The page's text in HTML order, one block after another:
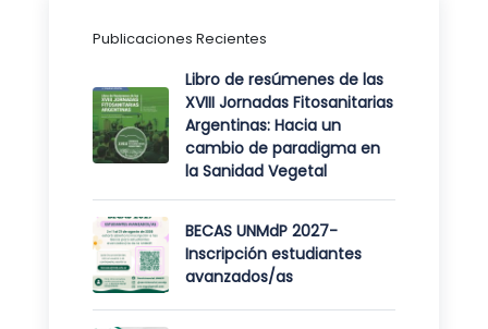
Publicaciones Recientes
Libro de resúmenes de las
XVIII Jornadas Fitosanitarias
Argentinas: Hacia un
cambio de paradigma en
la Sanidad Vegetal
BECAS UNMdP 2027-
Inscripción estudiantes
avanzados/as